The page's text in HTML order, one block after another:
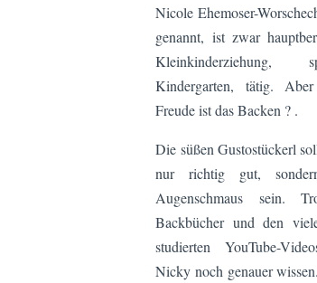
Nicole Ehemoser-
genannt, ist zwar
Kindergarten, tätig.
Freude ist das Backen ? .
Die süßen Gustostückerl
nur richtig gut,
Augenschmaus sein.
Backbücher und den
studierten YouTube-
Nicky noch genauer